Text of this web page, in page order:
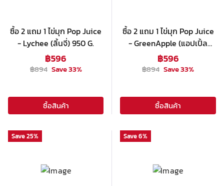
ซื้อ 2 แถม 1 ไข่มุก Pop Juice
- Lychee (ลิ้นจี่) 950 G.
฿596
฿894 Save33%
ซื้อสินค้า
ซื้อ 2 แถม 1 ไข่มุก Pop Juice
- GreenApple (แอปเปิ้ล
เขียว) 950 G.
฿596
฿894 Save33%
ซื้อสินค้า
Save25% Save6%